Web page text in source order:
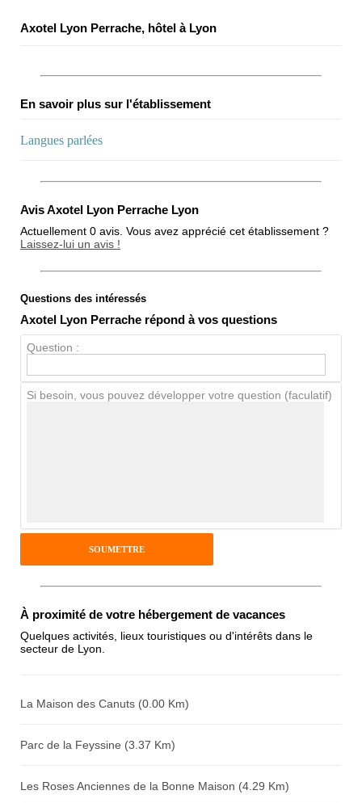
Axotel Lyon Perrache, hôtel à Lyon
En savoir plus sur l'établissement
Langues parlées
Avis Axotel Lyon Perrache Lyon
Actuellement 0 avis. Vous avez apprécié cet établissement ?
Laissez-lui un avis !
Note globale
Antispam - Combien font 7x4 (en
chiffres) :
Questions des intéressés
Axotel Lyon Perrache répond à vos questions
Question :
Si besoin, vous pouvez développer votre question (faculatif)
À proximité de votre hébergement de vacances
Quelques activités, lieux touristiques ou d'intérêts dans le
secteur de Lyon.
La Maison des Canuts (0.00 Km)
Parc de la Feyssine (3.37 Km)
Les Roses Anciennes de la Bonne Maison (4.29 Km)